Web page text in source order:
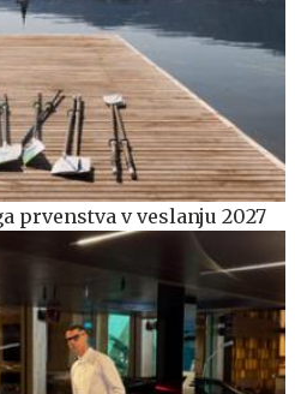
prvenstva v veslanju 2027